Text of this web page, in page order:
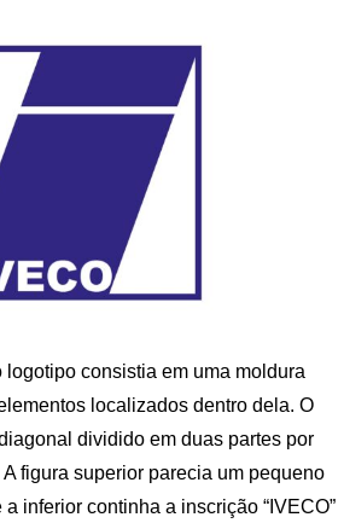
logotipo consistia em uma moldura
localizados dentro dela. O
dividido em duas partes por
figura superior parecia um pequeno
inferior continha a inscrição “IVECO”